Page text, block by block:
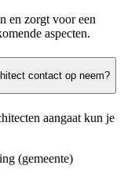
en zorgt voor een
aspecten.
contact op neem?
aangaat kun je
(gemeente)